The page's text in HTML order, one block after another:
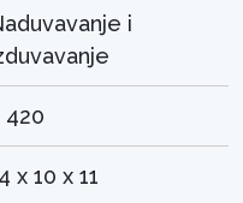
i
420
x 10 x 11